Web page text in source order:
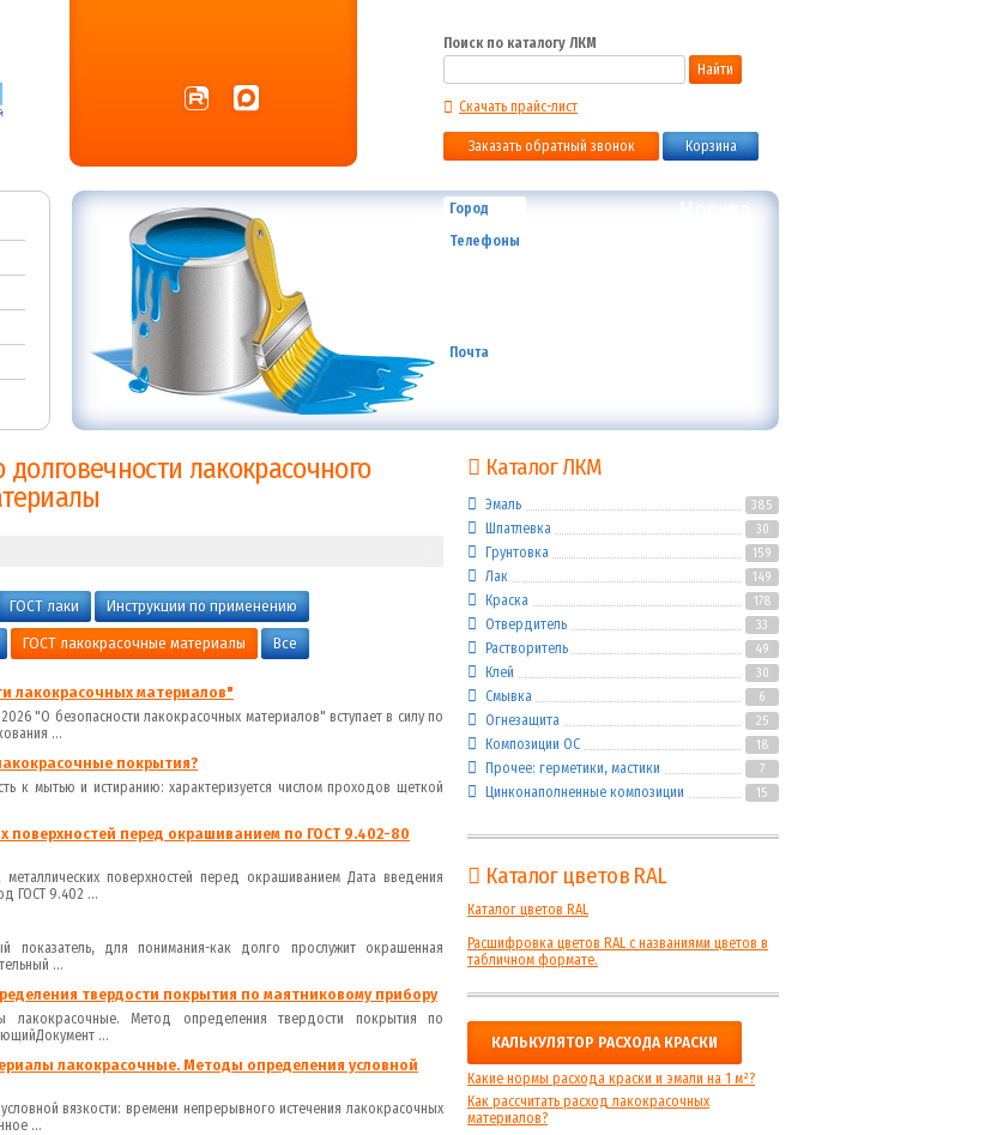
Поиск по каталогу ЛКМ
Найти
Скачать прайс-лист
Заказать обратный звонок Корзина
Город Москва
Телефоны
Почта
лакокрасочного
ГОСТ лаки
Инструкции по применению
ГОСТ лакокрасочные материалы Все
лакокрасочных материалов"
"О безопасности лакокрасочных материалов" вступает в силу по
...
покрытия?
к мытью и истиранию: характеризуется числом проходов щеткой
перед окрашиванием по ГОСТ 9.402-80
поверхностей перед окрашиванием Дата введения
ГОСТ 9.402 ...
показатель, для понимания-как долго прослужит окрашенная
...
твердости покрытия по маятниковому прибору
лакокрасочные. Метод определения твердости покрытия по
...
лакокрасочные. Методы определения условной
вязкости: времени непрерывного истечения лакокрасочных
...
Каталог ЛКМ
Эмаль 385
Шпатлевка 30
Грунтовка 159
Лак 149
Краска 178
Отвердитель 33
Растворитель 49
Клей 30
Смывка 6
Огнезащита 25
Композиции ОС 18
Прочее: герметики, мастики 7
Цинконаполненные композиции 15
Каталог цветов RAL
Каталог цветов RAL
Расшифровка цветов RAL с названиями цветов в
табличном формате.
КАЛЬКУЛЯТОР РАСХОДА КРАСКИ
Какие нормы расхода краски и эмали на 1 м²?
Как рассчитать расход лакокрасочных
материалов?